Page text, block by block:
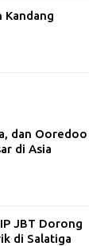
Kandang
dan Ooredoo
di Asia
JBT Dorong
di Salatiga